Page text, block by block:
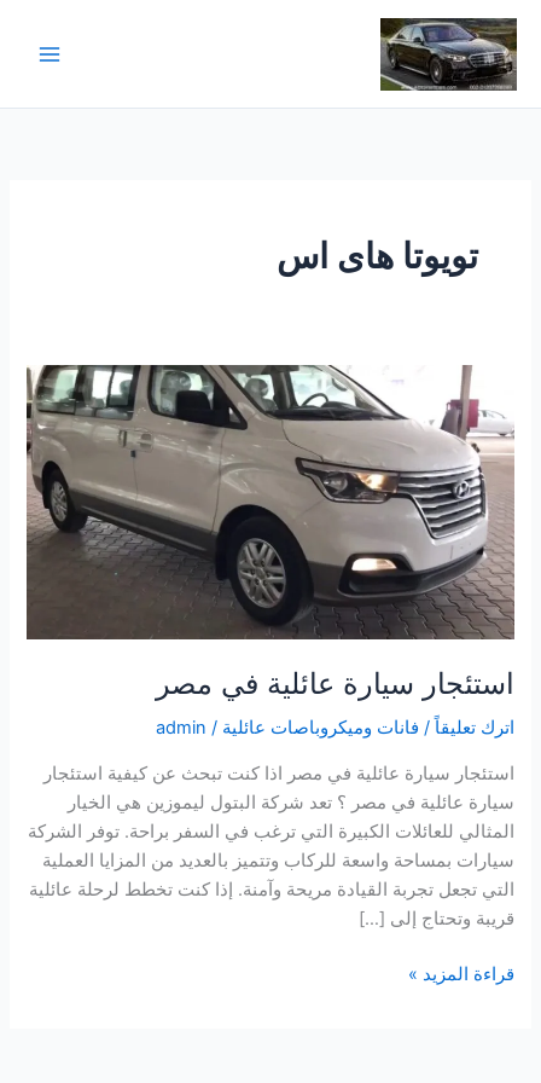
تخطي
إلى
المحتوى
تويوتا هاى اس
استئجار سيارة عائلية في مصر
اترك تعليقاً / فانات وميكروباصات عائلية /
admin
استئجار سيارة عائلية في مصر اذا كنت تبحث عن كيفية استئجار
سيارة عائلية في مصر ؟ تعد شركة البتول ليموزين هي الخيار
المثالي للعائلات الكبيرة التي ترغب في السفر براحة. توفر الشركة
سيارات بمساحة واسعة للركاب وتتميز بالعديد من المزايا العملية
التي تجعل تجربة القيادة مريحة وآمنة. إذا كنت تخطط لرحلة عائلية
قريبة وتحتاج إلى […]
استئجار
سيارة
عائلية
في
مصر
قراءة المزيد »